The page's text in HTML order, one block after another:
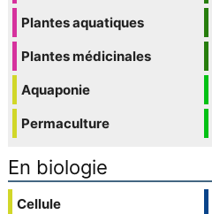
Plantes aquatiques
Plantes médicinales
Aquaponie
Permaculture
En biologie
Cellule